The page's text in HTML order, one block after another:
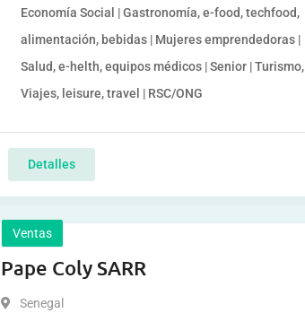
Economía Social | Gastronomía, e-food, techfood,
alimentación, bebidas | Mujeres emprendedoras |
Salud, e-helth, equipos médicos | Senior | Turismo,
Viajes, leisure, travel | RSC/ONG
Detalles
Ventas
Pape Coly SARR
Senegal